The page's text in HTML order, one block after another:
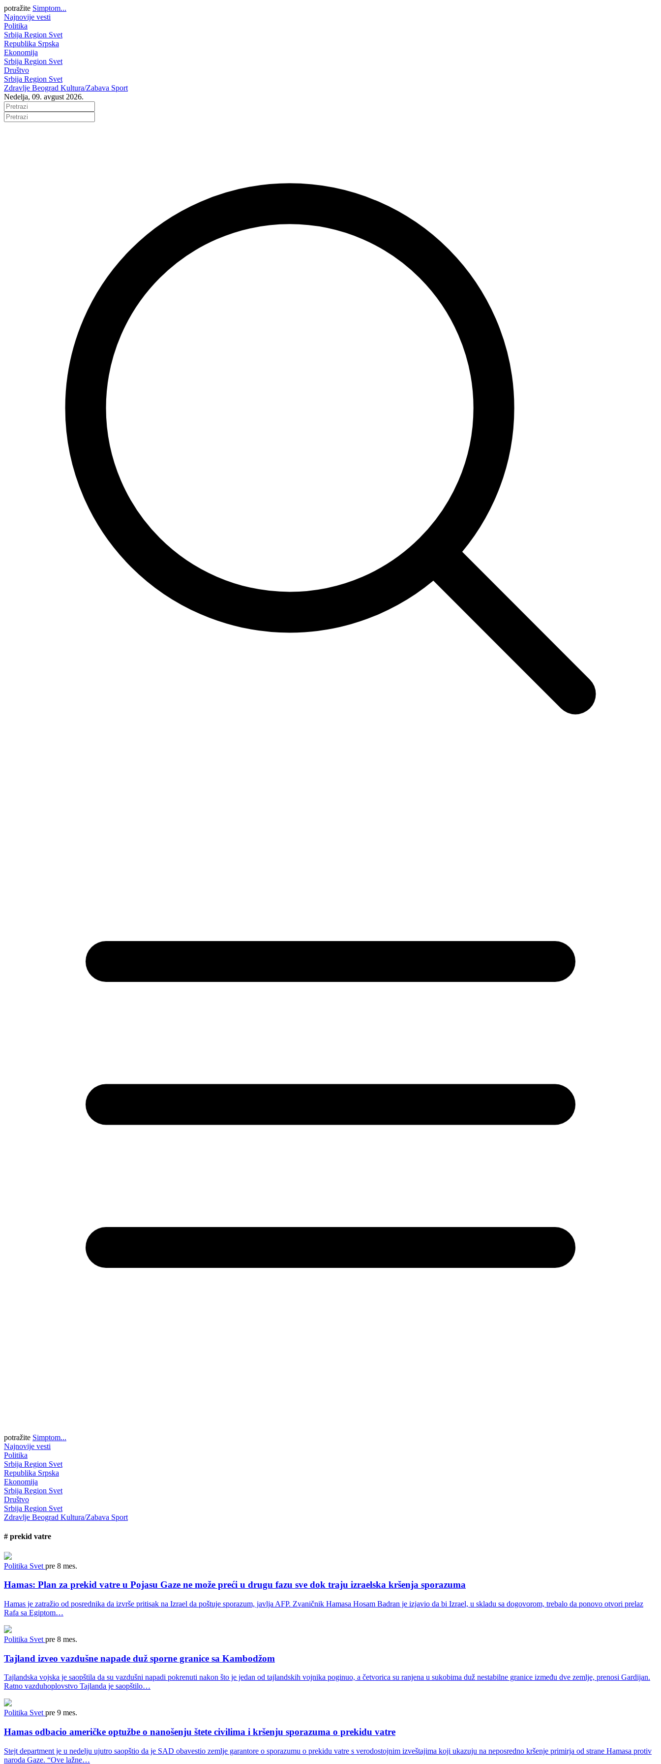
potražite Simptom...
Najnovije vesti
Politika
Srbija Region Svet
Republika Srpska
Ekonomija
Srbija Region Svet
Društvo
Srbija Region Svet
Zdravlje Beograd Kultura/Zabava Sport
Nedelja, 09. avgust 2026.
potražite Simptom...
Najnovije vesti
Politika
Srbija Region Svet
Republika Srpska
Ekonomija
Srbija Region Svet
Društvo
Srbija Region Svet
Zdravlje Beograd Kultura/Zabava Sport
# prekid vatre
Politika Svet pre 8 mes.
Hamas: Plan za prekid vatre u Pojasu Gaze ne može preći u drugu fazu sve dok traju izraelska kršenja sporazuma
Hamas je zatražio od posrednika da izvrše pritisak na Izrael da poštuje sporazum, javlja AFP. Zvaničnik Hamasa Hosam Badran je izjavio da bi Izrael, u skladu sa dogovorom, trebalo da ponovo otvori prelaz
Rafa sa Egiptom…
Politika Svet pre 8 mes.
Tajland izveo vazdušne napade duž sporne granice sa Kambodžom
Tajlandska vojska je saopštila da su vazdušni napadi pokrenuti nakon što je jedan od tajlandskih vojnika poginuo, a četvorica su ranjena u sukobima duž nestabilne granice između dve zemlje, prenosi Gardijan.
Ratno vazduhoplovstvo Tajlanda je saopštilo…
Politika Svet pre 9 mes.
Hamas odbacio američke optužbe o nanošenju štete civilima i kršenju sporazuma o prekidu vatre
Stejt department je u nedelju ujutro saopštio da je SAD obavestio zemlje garantore o sporazumu o prekidu vatre s verodostojnim izveštajima koji ukazuju na neposredno kršenje primirja od strane Hamasa protiv
naroda Gaze. “Ove lažne…